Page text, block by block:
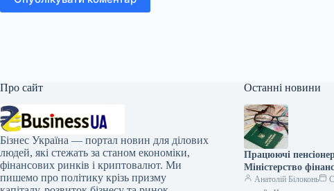
Про сайт
Бізнес Україна — портал новин для ділових
людей, які стежать за станом економіки,
фінансових ринків і криптовалют. Ми
пишемо про політику крізь призму
Останні новини
Працюючі
Міністерство
Анатолій Білоконь